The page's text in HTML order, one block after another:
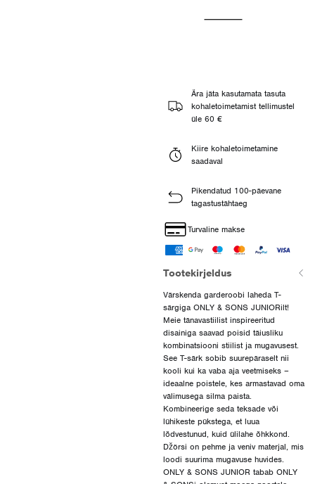
Ära jäta kasutamata tasuta
kohaletoimetamist tellimustel
üle 60 €
Kiire kohaletoimetamine
saadaval
Pikendatud 100-päevane
tagastustähtaeg
Turvaline makse
Tootekirjeldus
Värskenda garderoobi laheda T-
särgiga ONLY & SONS JUNIORilt!
Meie tänavastiilist inspireeritud
disainiga saavad poisid täiusliku
kombinatsiooni stiilist ja mugavusest.
See T-särk sobib suurepäraselt nii
kooli kui ka vaba aja veetmiseks –
ideaalne poistele, kes armastavad oma
välimusega silma paista.
Kombineerige seda teksade või
lühikeste pükstega, et luua
lõdvestunud, kuid ülilahe õhkkond.
Džörsi on pehme ja veniv materjal, mis
loodi suurima mugavuse huvides.
ONLY & SONS JUNIOR tabab ONLY